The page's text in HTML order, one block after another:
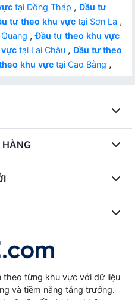
tại Đồng Tháp ,Đầu tư
tư theo khu vực tại Sơn La ,
,Đầu tư theo khu vực
tại Lai Châu ,Đầu tư theo
khu vực tại Cao Bằng ,
HÀNG
theo từng khu vực với dữ liệu
và tiềm năng tăng trưởng.